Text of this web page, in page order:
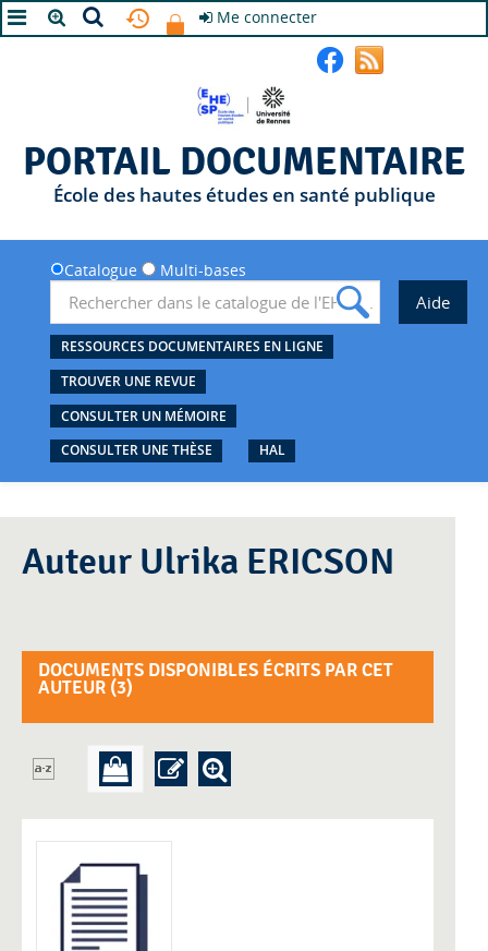
Me connecter
PORTAIL DOCUMENTAIRE
École des hautes études en santé publique
Catalogue Multi-bases
RESSOURCES DOCUMENTAIRES EN LIGNE
TROUVER UNE REVUE
CONSULTER UN MÉMOIRE
CONSULTER UNE THÈSE
HAL
Auteur Ulrika ERICSON
DOCUMENTS DISPONIBLES ÉCRITS PAR CET
AUTEUR (3)